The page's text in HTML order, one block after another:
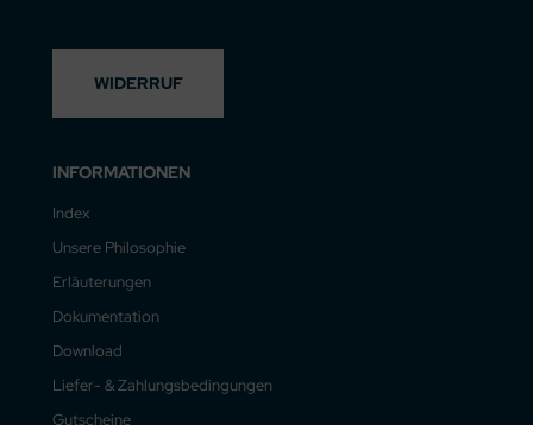
WIDERRUF
INFORMATIONEN
Index
Unsere Philosophie
Erläuterungen
Dokumentation
Download
Liefer- & Zahlungsbedingungen
Gutscheine